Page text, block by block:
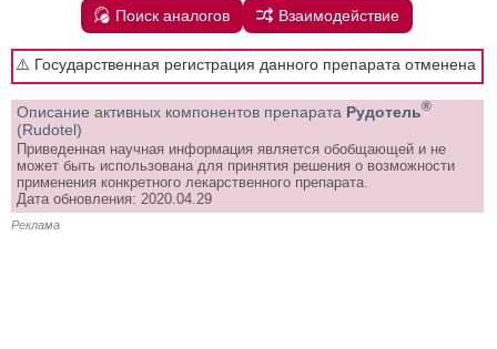
Поиск аналогов Взаимодействие
⚠️ Государственная регистрация данного препарата отменена
Описание активных компонентов препарата Рудотель®
(Rudotel)
Приведенная научная информация является обобщающей и не
может быть использована для принятия решения о возможности
применения конкретного лекарственного препарата.
Дата обновления: 2020.04.29
Реклама